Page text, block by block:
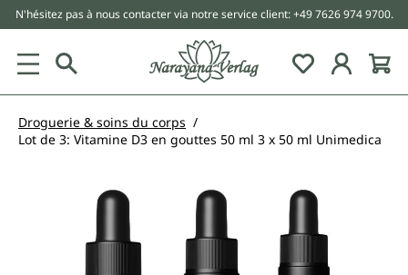
principal
N'hésitez pas à nous contacter via notre service client: +49 7626 974 9700.
Droguerie & soins du corps
Lot de 3: Vitamine D3 en gouttes 50 ml 3 x 50 ml Unimedica
Ignorer la galerie d'images